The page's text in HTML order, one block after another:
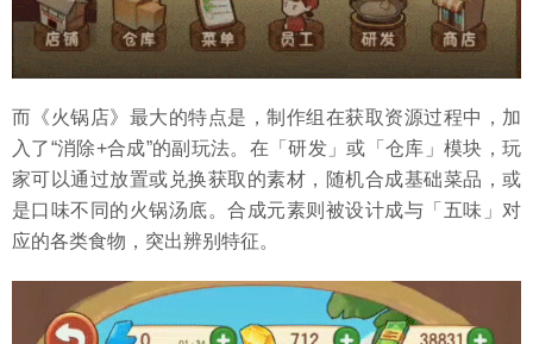
而《火锅店》最大的特点是，制作组在获取资源过程中，加
入了“消除+合成”的副玩法。在「研发」或「仓库」模块，玩
家可以通过放置或兑换获取的素材，随机合成基础菜品，或
是口味不同的火锅汤底。合成元素则被设计成与「五味」对
应的各类食物，突出辨别特征。